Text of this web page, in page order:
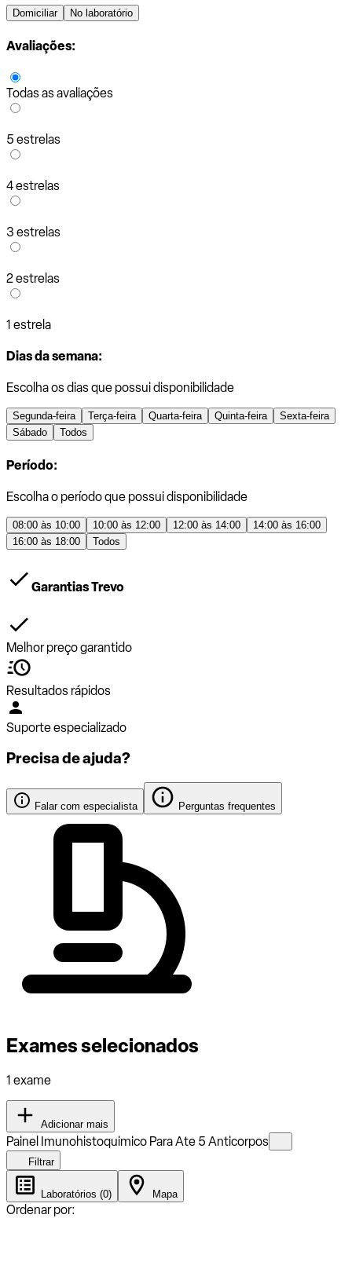
Domiciliar No laboratório
Avaliações:
Todas as avaliações
5 estrelas
4 estrelas
3 estrelas
2 estrelas
1 estrela
Dias da semana:
Escolha os dias que possui disponibilidade
Segunda-feira Terça-feira Quarta-feira Quinta-feira
Sexta-feira
Sábado
Todos
Período:
Escolha o período que possui disponibilidade
08:00 às 10:00 10:00 às 12:00 12:00 às 14:00
14:00 às 16:00
16:00 às 18:00
Todos
Garantias Trevo
Melhor preço garantido
Resultados rápidos
Suporte especializado
Precisa de ajuda?
Falar com especialista Perguntas frequentes
Exames selecionados
1 exame
Adicionar mais
Painel Imunohistoquimico Para Ate 5 Anticorpos
Filtrar
Laboratórios (0) Mapa
Ordenar por: